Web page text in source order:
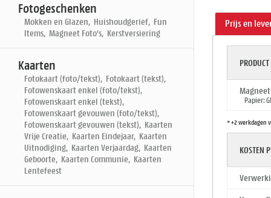
Fotogeschenken
Mokken en Glazen, Huishoudgerief, Fun
Items, Magneet Foto's, Kerstversiering
Kaarten
Fotokaart (foto/tekst), Fotokaart (tekst),
Fotowenskaart enkel (foto/tekst),
Fotowenskaart enkel (tekst),
Fotowenskaart gevouwen (foto/tekst),
Fotowenskaart gevouwen (tekst), Kaarten
Vrije Creatie, Kaarten Eindejaar, Kaarten
Uitnodiging, Kaarten Verjaardag, Kaarten
Geboorte, Kaarten Communie, Kaarten
Lentefeest
Prijs en
PRODUCT
Papier:
* +2 werkdagen
KOSTEN